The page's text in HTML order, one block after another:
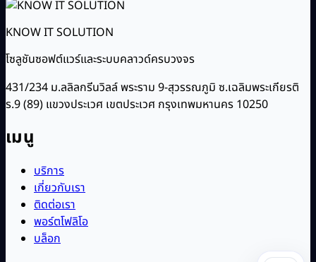
KNOW IT SOLUTION
โซลูชันซอฟต์แวร์และระบบคลาวด์ครบวงจร
431/234 ม.ลลิลกรีนวิลล์ พระราม 9-สุวรรณภูมิ ซ.เฉลิมพระเกียรติ
ร.9 (89) แขวงประเวศ เขตประเวศ กรุงเทพมหานคร 10250
เมนู
บริการ
เกี่ยวกับเรา
ติดต่อเรา
พอร์ตโฟลิโอ
บล็อก